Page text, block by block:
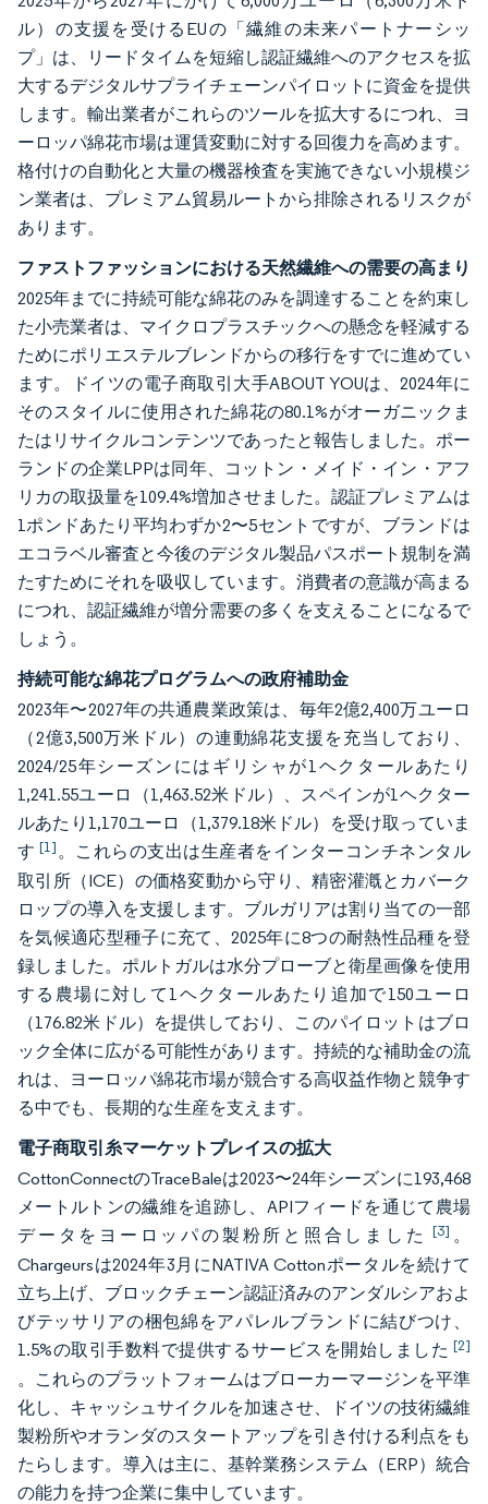
ル）の支援を受けるEUの「繊維の未来パートナーシッ
プ」は、リードタイムを短縮し認証繊維へのアクセスを拡
大するデジタルサプライチェーンパイロットに資金を提供
します。輸出業者がこれらのツールを拡大するにつれ、ヨ
ーロッパ綿花市場は運賃変動に対する回復力を高めます。
格付けの自動化と大量の機器検査を実施できない小規模ジ
ン業者は、プレミアム貿易ルートから排除されるリスクが
あります。
ファストファッションにおける天然繊維への需要の高まり
2025年までに持続可能な綿花のみを調達することを約束し
た小売業者は、マイクロプラスチックへの懸念を軽減する
ためにポリエステルブレンドからの移行をすでに進めてい
ます。ドイツの電子商取引大手ABOUT YOUは、2024年に
そのスタイルに使用された綿花の80.1%がオーガニックま
たはリサイクルコンテンツであったと報告しました。ポー
ランドの企業LPPは同年、コットン・メイド・イン・アフ
リカの取扱量を109.4%増加させました。認証プレミアムは
1ポンドあたり平均わずか2〜5セントですが、ブランドは
エコラベル審査と今後のデジタル製品パスポート規制を満
たすためにそれを吸収しています。消費者の意識が高まる
につれ、認証繊維が増分需要の多くを支えることになるで
しょう。
持続可能な綿花プログラムへの政府補助金
2023年〜2027年の共通農業政策は、毎年2億2,400万ユーロ
（2億3,500万米ドル）の連動綿花支援を充当しており、
2024/25年シーズンにはギリシャが1ヘクタールあたり
1,241.55ユーロ（1,463.52米ドル）、スペインが1ヘクター
ルあたり1,170ユーロ（1,379.18米ドル）を受け取っていま
す[1]。これらの支出は生産者をインターコンチネンタル
取引所（ICE）の価格変動から守り、精密灌漑とカバーク
ロップの導入を支援します。ブルガリアは割り当ての一部
を気候適応型種子に充て、2025年に8つの耐熱性品種を登
録しました。ポルトガルは水分プローブと衛星画像を使用
する農場に対して1ヘクタールあたり追加で150ユーロ
（176.82米ドル）を提供しており、このパイロットはブロ
ック全体に広がる可能性があります。持続的な補助金の流
れは、ヨーロッパ綿花市場が競合する高収益作物と競争す
る中でも、長期的な生産を支えます。
電子商取引糸マーケットプレイスの拡大
CottonConnectのTraceBaleは2023〜24年シーズンに193,468
メートルトンの繊維を追跡し、APIフィードを通じて農場
データをヨーロッパの製粉所と照合しました[3] 。
Chargeursは2024年3月にNATIVA Cottonポータルを続けて
立ち上げ、ブロックチェーン認証済みのアンダルシアおよ
びテッサリアの梱包綿をアパレルブランドに結びつけ、
1.5%の取引手数料で提供するサービスを開始しました [2]
。これらのプラットフォームはブローカーマージンを平準
化し、キャッシュサイクルを加速させ、ドイツの技術繊維
製粉所やオランダのスタートアップを引き付ける利点をも
たらします。導入は主に、基幹業務システム（ERP）統合
の能力を持つ企業に集中しています。